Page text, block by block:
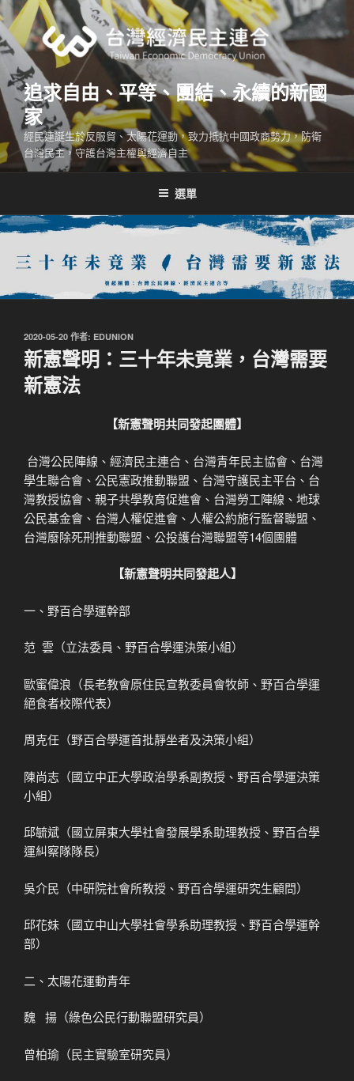
跳
至
主
內
容
追求自由、平等、團結、永續的新國
家
經民連誕生於反服貿、太陽花運動，致力抵抗中國政商勢力，防衛
台灣民主，守護台灣主權與經濟自主
選單
發
佈
於
2020-05-20 作者: EDUNION
新憲聲明：三十年未竟業，台灣需要
新憲法
【新憲聲明共同發起團體】
台灣公民陣線、經濟民主連合、台灣青年民主協會、台灣
學生聯合會、公民憲政推動聯盟、台灣守護民主平台、台
灣教授協會、親子共學教育促進會、台灣勞工陣線、地球
公民基金會、台灣人權促進會、人權公約施行監督聯盟、
台灣廢除死刑推動聯盟、公投護台灣聯盟等14個團體
【新憲聲明共同發起人】
一、野百合學運幹部
范 雲（立法委員、野百合學運決策小組）
歐蜜偉浪（長老教會原住民宣教委員會牧師、野百合學運
絕食者校際代表）
周克任（野百合學運首批靜坐者及決策小組）
陳尚志（國立中正大學政治學系副教授、野百合學運決策
小組）
邱毓斌（國立屏東大學社會發展學系助理教授、野百合學
運糾察隊隊長）
吳介民（中研院社會所教授、野百合學運研究生顧問）
邱花妹（國立中山大學社會學系助理教授、野百合學運幹
部）
二、太陽花運動青年
魏 揚（綠色公民行動聯盟研究員）
曾柏瑜（民主實驗室研究員）